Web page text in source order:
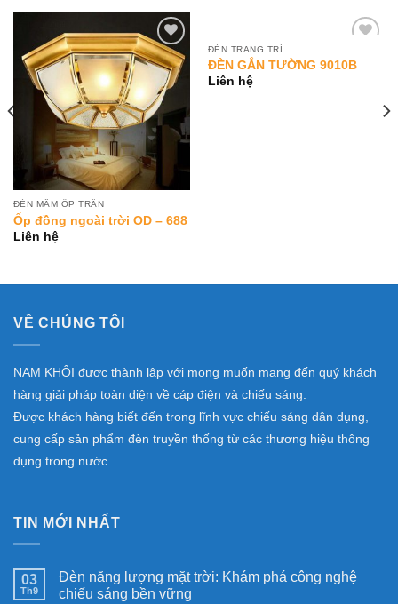
Add to
Wishlist
ĐÈN MÂM ỐP TRẦN
Ốp đồng ngoài trời OD – 688
Liên hệ
Wishlist
ĐÈN TRANG TRÍ
ĐÈN GẮN TƯỜNG 9010B
Liên hệ
VỀ CHÚNG TÔI
NAM KHÔI được thành lập với mong muốn mang đến quý khách
hàng giải pháp toàn diện về cáp điện và chiếu sáng.
Được khách hàng biết đến trong lĩnh vực chiếu sáng dân dụng,
cung cấp sản phẩm đèn truyền thống từ các thương hiệu thông
dụng trong nước.
TIN MỚI NHẤT
03
Th9
Đèn năng lượng mặt trời: Khám phá công nghệ
chiếu sáng bền vững